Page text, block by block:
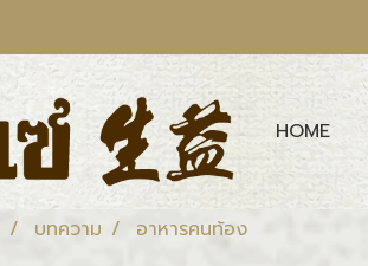
HOME
บทความ อาหารคนท้อง